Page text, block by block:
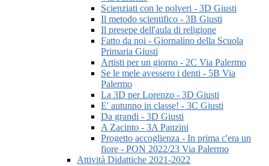
Scienziati con le polveri - 3D Giusti
Il metodo scientifico - 3B Giusti
Il presepe dell'aula di religione
Fatto da noi - Giornalino della Scuola
Primaria Giusti
Artisti per un giorno - 2C Via Palermo
Se le mele avessero i denti - 5B Via
Palermo
La 3D per Lorenzo - 3D Giusti
E' autunno in classe! - 3C Giusti
Da grandi - 3D Giusti
A Zacinto - 3A Panzini
Progetto accoglienza - In prima c'era un
fiore - PON 2022/23 Via Palermo
Attività Didattiche 2021-2022